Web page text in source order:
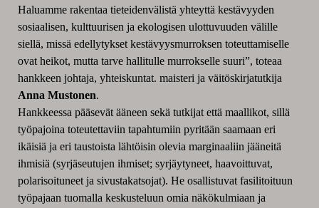
Haluamme rakentaa tieteidenvälistä yhteyttä kestävyyden
sosiaalisen, kulttuurisen ja ekologisen ulottuvuuden välille
siellä, missä edellytykset kestävyysmurroksen toteuttamiselle
ovat heikot, mutta tarve hallitulle murrokselle suuri”, toteaa
hankkeen johtaja, yhteiskuntat. maisteri ja väitöskirjatutkija
Anna Mustonen.
Hankkeessa pääsevät ääneen sekä tutkijat että maallikot, sillä
työpajoina toteutettaviin tapahtumiin pyritään saamaan eri
ikäisiä ja eri taustoista lähtöisin olevia marginaaliin jääneitä
ihmisiä (syrjäseutujen ihmiset; syrjäytyneet, haavoittuvat,
polarisoituneet ja sivustakatsojat). He osallistuvat fasilitoituun
työpajaan tuomalla keskusteluun omia näkökulmiaan ja